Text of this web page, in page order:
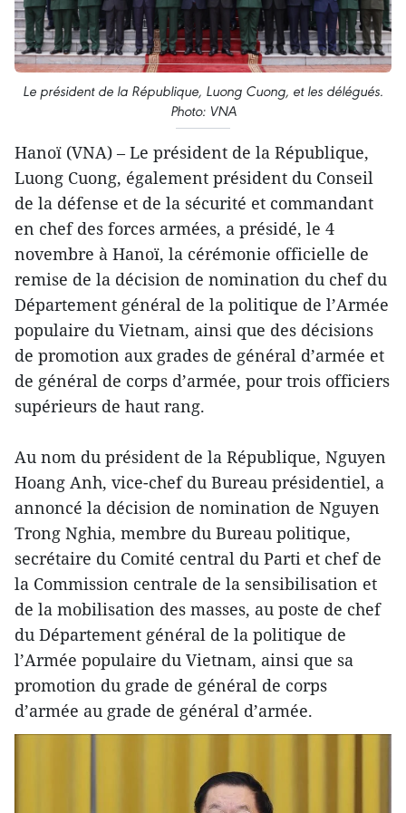
Le président de la République, Luong Cuong, et les délégués.
Photo: VNA
Hanoï (VNA) – Le président de la République,
Luong Cuong, également président du Conseil
de la défense et de la sécurité et commandant
en chef des forces armées, a présidé, le 4
novembre à Hanoï, la cérémonie officielle de
remise de la décision de nomination du chef du
Département général de la politique de l’Armée
populaire du Vietnam, ainsi que des décisions
de promotion aux grades de général d’armée et
de général de corps d’armée, pour trois officiers
supérieurs de haut rang.
Au nom du président de la République, Nguyen
Hoang Anh, vice-chef du Bureau présidentiel, a
annoncé la décision de nomination de Nguyen
Trong Nghia, membre du Bureau politique,
secrétaire du Comité central du Parti et chef de
la Commission centrale de la sensibilisation et
de la mobilisation des masses, au poste de chef
du Département général de la politique de
l’Armée populaire du Vietnam, ainsi que sa
promotion du grade de général de corps
d’armée au grade de général d’armée.